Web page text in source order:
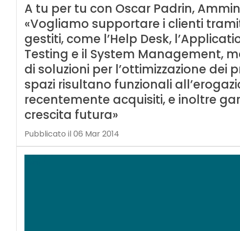
A tu per tu con Oscar Padrin,
«Vogliamo supportare i clienti
gestiti, come l’Help Desk,
Testing e il System Management,
di soluzioni per l’ottimizzazione dei
spazi risultano funzionali
recentemente acquisiti, e inoltre
crescita futura»
Pubblicato il 06 Mar 2014